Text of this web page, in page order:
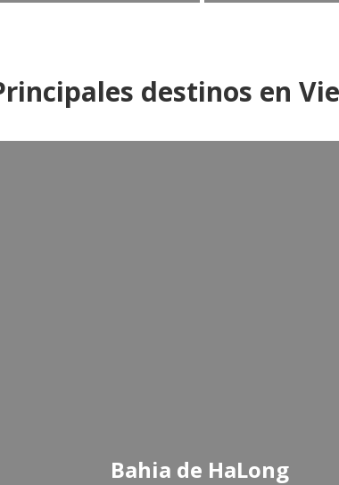
destinos en
Bahia de HaLong